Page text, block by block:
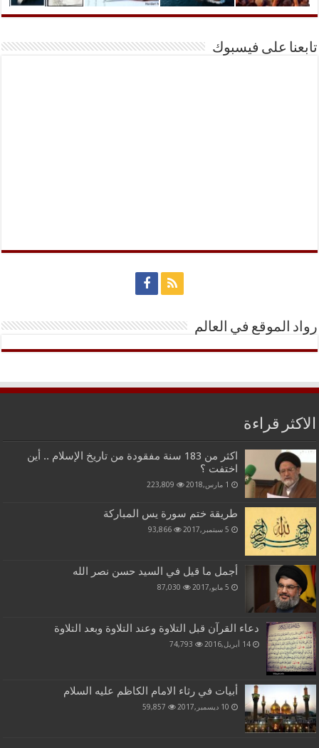
تابعنا على فيسبوك
رواد الموقع في العالم
الاكثر قراءة
اكثر من 183 سنة مفقودة من تاريخ الإسلام .. أين
اختفت ؟
1 مارس,2018 223,809
طريقة ختم سورة يس المباركة
5 سبتمبر,2017 93,866
أجمل ما قيل في السيد حسن نصر الله
5 مايو,2017 87,030
دعاء القرآن قبل التلاوة وعند التلاوة وبعد التلاوة
14 أبريل,2016 74,793
أبيات في رثاء الامام الكاظم عليه السلام
10 ديسمبر,2017 59,857